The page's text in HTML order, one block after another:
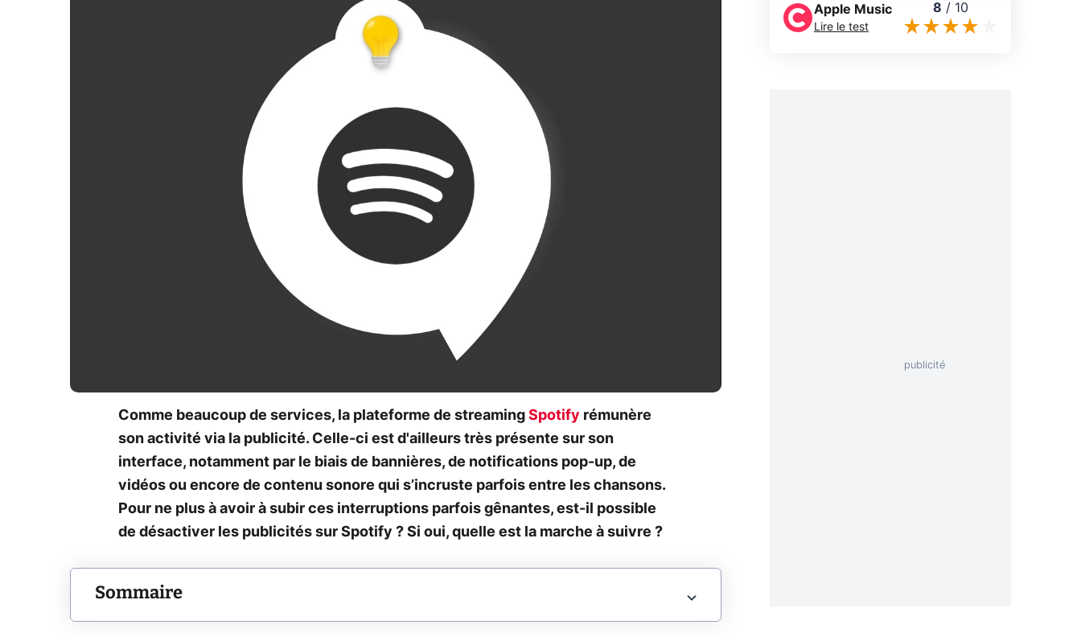
Comme beaucoup de services, la plateforme de streaming Spotify rémunère
son activité via la publicité. Celle-ci est d'ailleurs très présente sur son
interface, notamment par le biais de bannières, de notifications pop-up, de
vidéos ou encore de contenu sonore qui s’incruste parfois entre les chansons.
Pour ne plus à avoir à subir ces interruptions parfois gênantes, est-il possible
de désactiver les publicités sur Spotify ? Si oui, quelle est la marche à suivre ?
Sommaire
Apple Music
Lire le test
8 / 10